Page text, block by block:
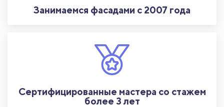
Занимаемся фасадами с 2007 года
Сертифицированные мастера со стажем
более 3 лет